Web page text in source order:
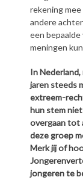
rekening
andere
een
meningen
In
jaren steeds
extreem-
hun stem
overgaan tot
deze groep
Merk jij of
jongeren te